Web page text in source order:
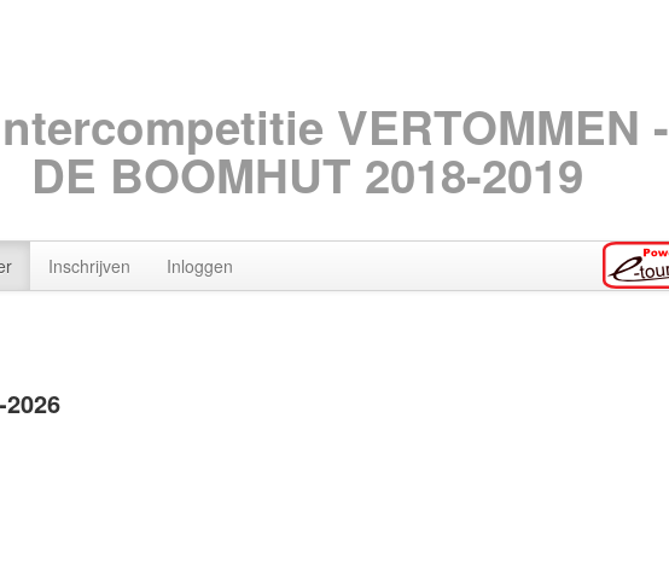
VERTOMMEN -
DE BOOMHUT 2018-2019
Inschrijven Inloggen